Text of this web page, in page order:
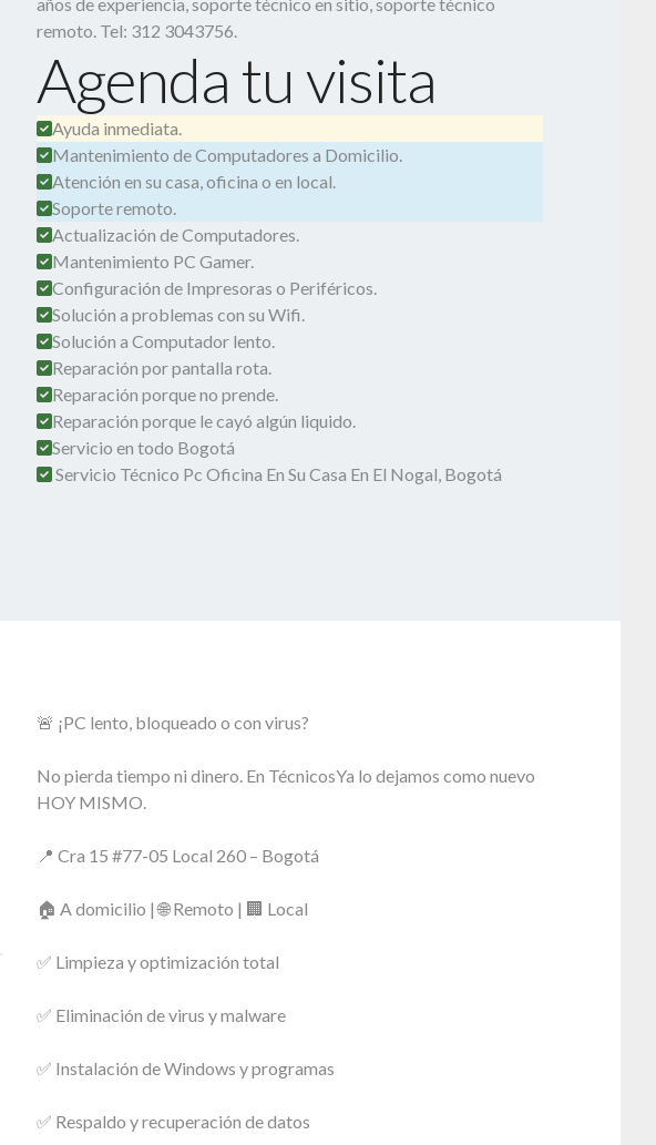
remoto. Tel: 312 3043756.
Agenda tu visita
Ayuda inmediata.
Mantenimiento de Computadores a Domicilio.
Atención en su casa, oficina o en local.
Soporte remoto.
Actualización de Computadores.
Mantenimiento PC Gamer.
Configuración de Impresoras o Periféricos.
Solución a problemas con su Wifi.
Solución a Computador lento.
Reparación por pantalla rota.
Reparación porque no prende.
Reparación porque le cayó algún liquido.
Servicio en todo Bogotá
Servicio Técnico Pc Oficina En Su Casa En El Nogal, Bogotá
🚨 ¡PC lento, bloqueado o con virus?
No pierda tiempo ni dinero. En TécnicosYa lo dejamos como nuevo
HOY MISMO.
📍 Cra 15 #77-05 Local 260 – Bogotá
🏠 A domicilio | 🌐 Remoto | 🏢 Local
✅ Limpieza y optimización total
✅ Eliminación de virus y malware
✅ Instalación de Windows y programas
✅ Respaldo y recuperación de datos